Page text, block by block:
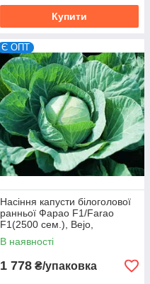
Купити
Є ОПТ
Насіння капусти білоголової
ранньої Фарао F1/Farao
F1(2500 сем.), Bejo,
Нідерланди
В наявності
1 778 ₴/упаковка